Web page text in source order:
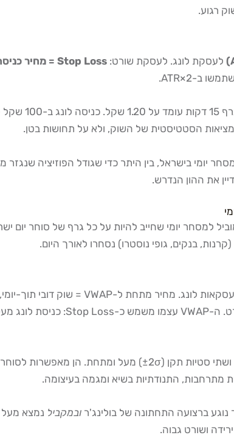
לעסקת לונג. לעסקת שורט: Stop Loss = מחיר כניסה + (1.5 × ATR)
את ההון הנדרש.
בנקים, גופי נוסטרו) נסחרו לאורך היום.
מתרחבות, התנודתיות בשיא ומגמה בעיצומה.
ובמקביל